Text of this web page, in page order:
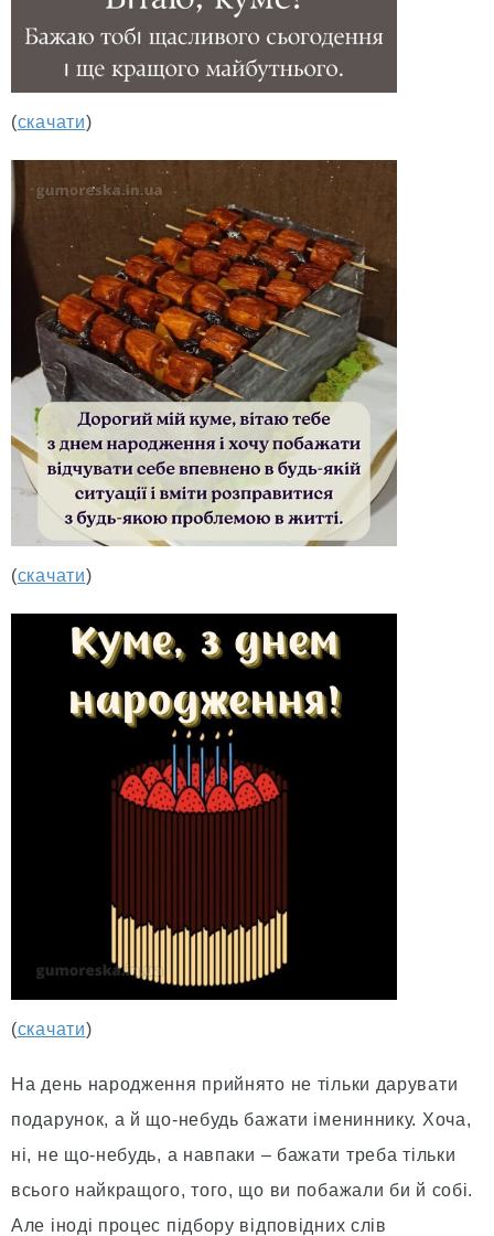
(скачати)
(скачати)
(скачати)
На день народження прийнято не тільки дарувати
подарунок, а й що-небудь бажати імениннику. Хоча,
ні, не що-небудь, а навпаки – бажати треба тільки
всього найкращого, того, що ви побажали би й собі.
Але іноді процес підбору відповідних слів